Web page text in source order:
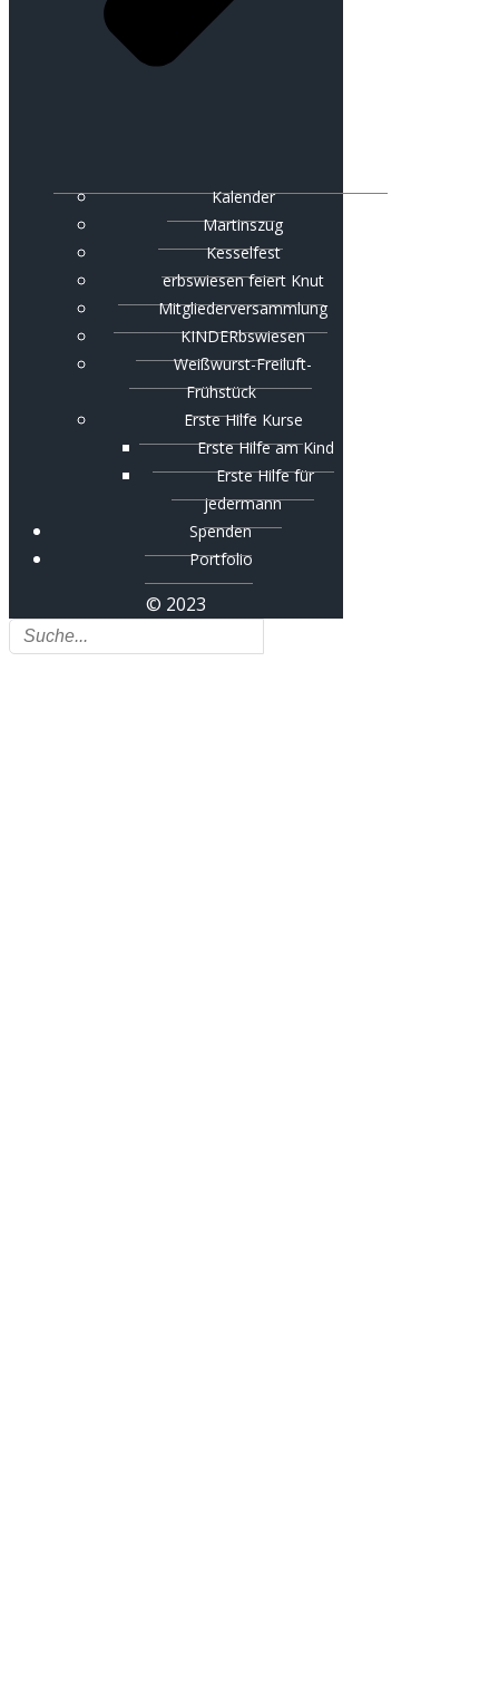
Kalender
Martinszug
Kesselfest
erbswiesen feiert Knut
Mitgliederversammlung
KINDERbswiesen
Weißwurst-Freiluft-
Frühstück
Erste Hilfe Kurse
Erste Hilfe am Kind
Erste Hilfe für
jedermann
Spenden
Portfolio
© 2023